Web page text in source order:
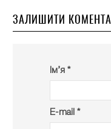
ЗАЛИШИТИ
Ім’я *
E-mail *